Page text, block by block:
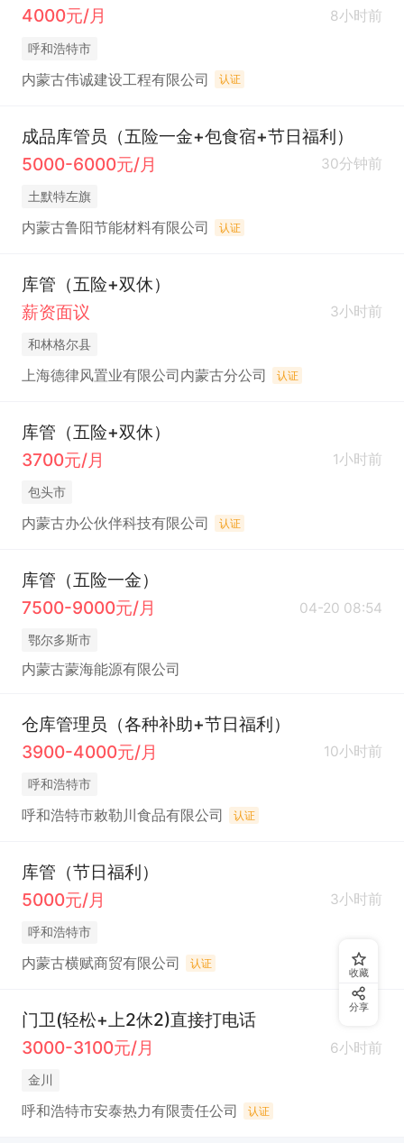
4000元/月
8小时前
呼和浩特市
内蒙古伟诚建设工程有限公司 认证
成品库管员（五险一金+包食宿+节日福利）
5000-6000元/月
30分钟前
土默特左旗
内蒙古鲁阳节能材料有限公司 认证
库管（五险+双休）
薪资面议
3小时前
和林格尔县
上海德律风置业有限公司内蒙古分公司 认证
库管（五险+双休）
3700元/月
1小时前
包头市
内蒙古办公伙伴科技有限公司 认证
库管（五险一金）
7500-9000元/月
04-20 08:54
鄂尔多斯市
内蒙古蒙海能源有限公司
仓库管理员（各种补助+节日福利）
3900-4000元/月
10小时前
呼和浩特市
呼和浩特市敕勒川食品有限公司 认证
库管（节日福利）
5000元/月
3小时前
呼和浩特市
内蒙古横赋商贸有限公司 认证
门卫(轻松+上2休2)直接打电话
3000-3100元/月
6小时前
金川
呼和浩特市安泰热力有限责任公司 认证
收藏
分享